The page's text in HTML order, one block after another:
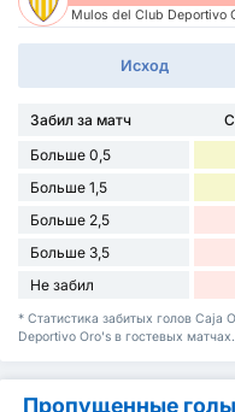
Mulos del Club Deportivo
Исход
Забил за матч
Больше 0,5
Больше 1,5
Больше 2,5
Больше 3,5
Не забил
* Статистика забитых голов Caja
Deportivo Oro's в гостевых матчах.
Пропущенные голы